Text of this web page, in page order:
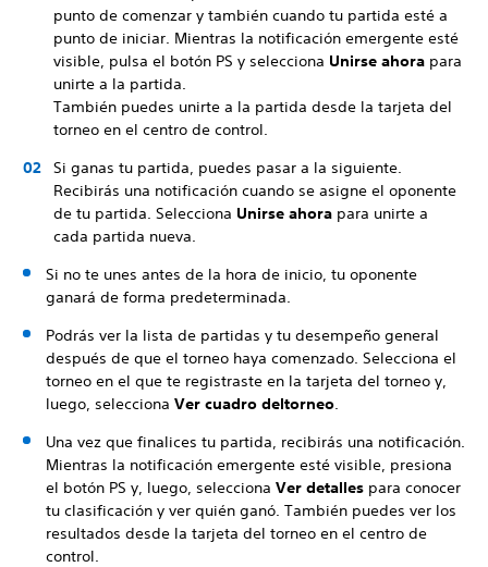
punto de comenzar y también cuando tu partida esté a
punto de iniciar. Mientras la notificación emergente esté
visible, pulsa el botón PS y selecciona Unirse ahora para
unirte a la partida.
También puedes unirte a la partida desde la tarjeta del
torneo en el centro de control.
Si ganas tu partida, puedes pasar a la siguiente.
Recibirás una notificación cuando se asigne el oponente
de tu partida. Selecciona Unirse ahora para unirte a
cada partida nueva.
Si no te unes antes de la hora de inicio, tu oponente
ganará de forma predeterminada.
Podrás ver la lista de partidas y tu desempeño general
después de que el torneo haya comenzado. Selecciona el
torneo en el que te registraste en la tarjeta del torneo y,
luego, selecciona Ver cuadro deltorneo.
Una vez que finalices tu partida, recibirás una notificación.
Mientras la notificación emergente esté visible, presiona
el botón PS y, luego, selecciona Ver detalles para conocer
tu clasificación y ver quién ganó. También puedes ver los
resultados desde la tarjeta del torneo en el centro de
control.